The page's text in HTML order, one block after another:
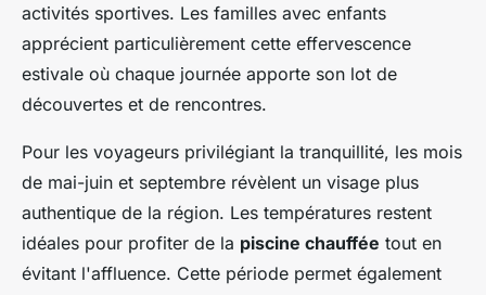
activités sportives. Les familles avec enfants
apprécient particulièrement cette effervescence
estivale où chaque journée apporte son lot de
découvertes et de rencontres.
Pour les voyageurs privilégiant la tranquillité, les mois
de mai-juin et septembre révèlent un visage plus
authentique de la région. Les températures restent
idéales pour profiter de la piscine chauffée tout en
évitant l'affluence. Cette période permet également